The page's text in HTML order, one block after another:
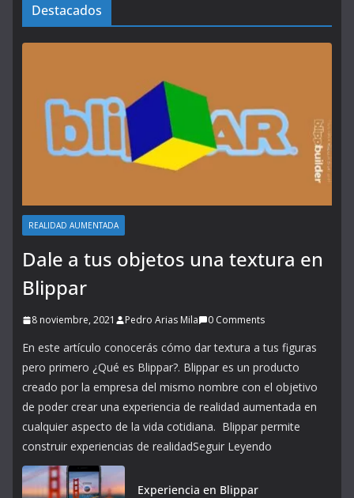
Destacados
REALIDAD AUMENTADA
Dale a tus objetos una textura en
Blippar
8 noviembre, 2021 Pedro Arias Mila 0 Comments
En este artículo conocerás cómo dar textura a tus figuras
pero primero ¿Qué es Blippar?. Blippar es un producto
creado por la empresa del mismo nombre con el objetivo
de poder crear una experiencia de realidad aumentada en
cualquier aspecto de la vida cotidiana. Blippar permite
construir experiencias de realidadSeguir Leyendo
Experiencia en Blippar